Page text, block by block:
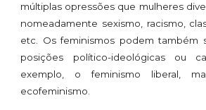
múltiplas opressões que mulheres
nomeadamente sexismo, racismo,
etc. Os feminismos podem também
posições político-ideológicas ou
exemplo, o feminismo liberal,
ecofeminismo.